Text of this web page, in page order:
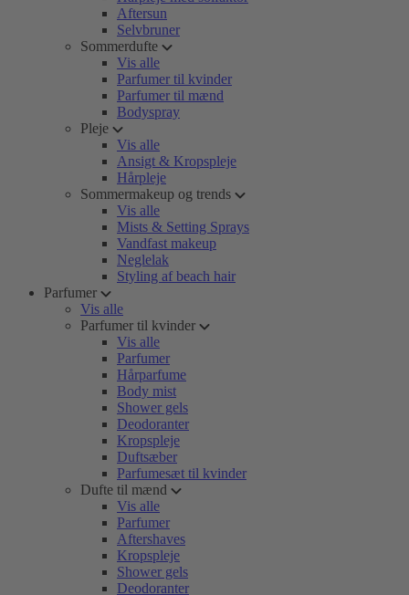
Aftersun
Selvbruner
Sommerdufte
Vis alle
Parfumer til kvinder
Parfumer til mænd
Bodyspray
Pleje
Vis alle
Ansigt & Kropspleje
Hårpleje
Sommermakeup og trends
Vis alle
Mists & Setting Sprays
Vandfast makeup
Neglelak
Styling af beach hair
Parfumer
Vis alle
Parfumer til kvinder
Vis alle
Parfumer
Hårparfume
Body mist
Shower gels
Deodoranter
Kropspleje
Duftsæber
Parfumesæt til kvinder
Dufte til mænd
Vis alle
Parfumer
Aftershaves
Kropspleje
Shower gels
Deodoranter